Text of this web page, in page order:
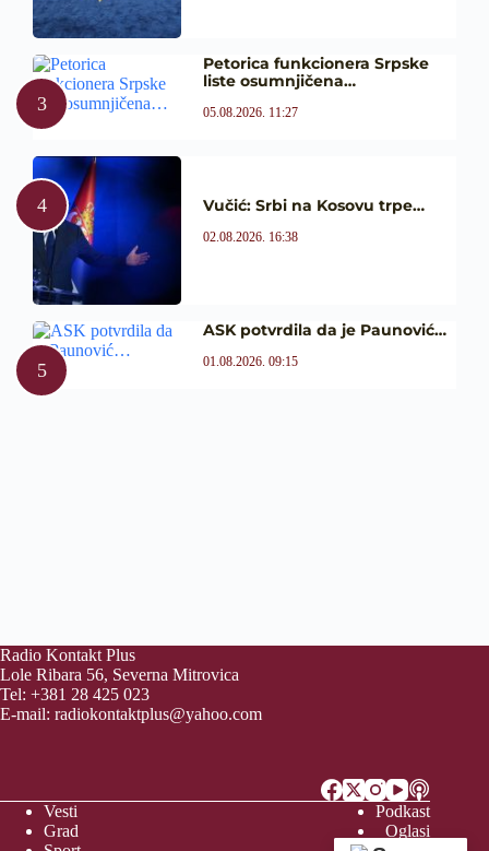
Petorica funkcionera Srpske
liste osumnjičena…
05.08.2026. 11:27
Vučić: Srbi na Kosovu trpe…
02.08.2026. 16:38
ASK potvrdila da je Paunović…
01.08.2026. 09:15
Radio Kontakt Plus
Lole Ribara 56, Severna Mitrovica
Tel: +381 28 425 023
E-mail: radiokontaktplus@yahoo.com
Vesti
Grad
Podkast
Oglasi